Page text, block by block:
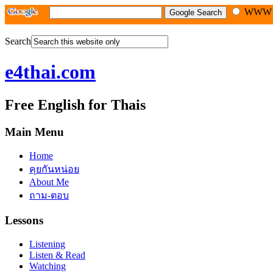
WWW
Search
e4thai.com
Free English for Thais
Main Menu
Home
คุยกันหน่อย
About Me
ถาม-ตอบ
Lessons
Listening
Listen & Read
Watching